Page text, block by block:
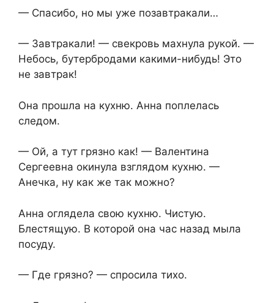
— Спасибо, но мы уже позавтракали…
— Завтракали! — свекровь махнула рукой. —
Небось, бутербродами какими-нибудь! Это
не завтрак!
Она прошла на кухню. Анна поплелась
следом.
— Ой, а тут грязно как! — Валентина
Сергеевна окинула взглядом кухню. —
Анечка, ну как же так можно?
Анна оглядела свою кухню. Чистую.
Блестящую. В которой она час назад мыла
посуду.
— Где грязно? — спросила тихо.